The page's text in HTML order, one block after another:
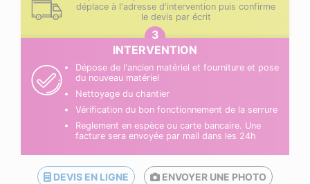
déplace à l'adresse d'intervention puis confirme
le devis par écrit
INTERVENTION
Dépose de l'ancien matériel et fourniture et pose
du nouveau matériel
Nettoyage du chantier
Vérification du bon fonctionnement de la serrure
Reglement en espèce ou carte bancaire. Une
facture sera envoyée par mail dans les 24h
DEVIS EN LIGNE ENVOYER UNE PHOTO